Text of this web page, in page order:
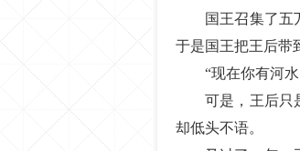
国王召集了五
于是国王把王后带
“现在你有河
可是，王后只
却低头不语。